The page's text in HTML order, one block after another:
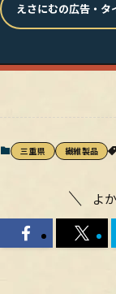
えさにむの広告・タ
三重県 繊維製品
よ